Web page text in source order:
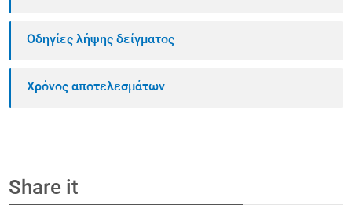
Οδηγίες λήψης δείγματος
Χρόνος αποτελεσμάτων
Share it